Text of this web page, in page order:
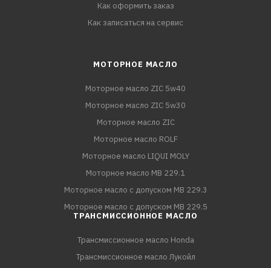
Как оформить заказ
Как записаться на сервис
МОТОРНОЕ МАСЛО
Моторное масло ZIC 5w40
Моторное масло ZIC 5w30
Моторное масло ZIC
Моторное масло ROLF
Моторное масло LIQUI MOLY
Моторное масло MB 229.1
Моторное масло с допуском MB 229.3
Моторное масло с допуском MB 229.5
ТРАНСМИССИОННОЕ МАСЛО
Трансмиссионное масло Honda
Трансмиссионное масло Лукойл